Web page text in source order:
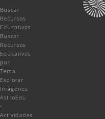
Buscar
Recursos
Educativos
Buscar
Recursos
Educativos
por
Tema
Explorar
Imágenes
AstroEdu
-
Actividades